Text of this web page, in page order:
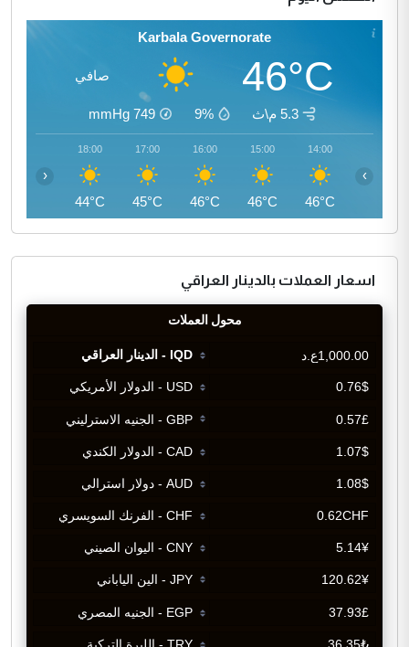
Karbala Governorate
46°C صافي
5.3 م\ث 9%
749
mmHg
14:00
46°C
15:00
46°C
16:00
46°C
17:00
45°C
18:00
44°C
‹ ›
اسعار العملات بالدينار العراقي